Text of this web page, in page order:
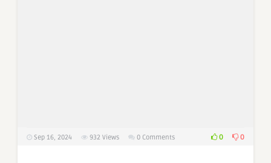
Sep 16, 2024 932 Views 0 Comments 0 0